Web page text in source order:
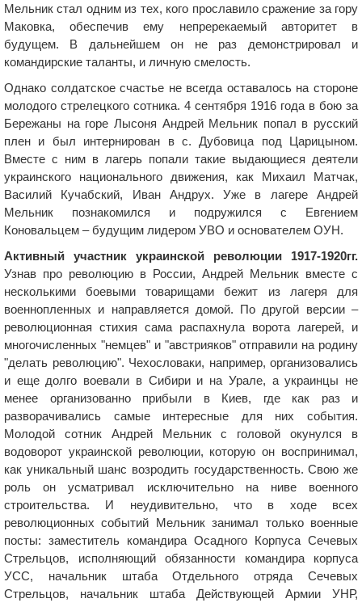
Мельник стал одним из тех, кого прославило сражение за гору
Маковка, обеспечив ему непререкаемый авторитет в
будущем. В дальнейшем он не раз демонстрировал и
командирские таланты, и личную смелость.
Однако солдатское счастье не всегда оставалось на стороне
молодого стрелецкого сотника. 4 сентября 1916 года в бою за
Бережаны на горе Лысоня Андрей Мельник попал в русский
плен и был интернирован в с. Дубовица под Царицыном.
Вместе с ним в лагерь попали такие выдающиеся деятели
украинского национального движения, как Михаил Матчак,
Василий Кучабский, Иван Андрух. Уже в лагере Андрей
Мельник познакомился и подружился с Евгением
Коновальцем – будущим лидером УВО и основателем ОУН.
Активный участник украинской революции 1917-1920гг.
Узнав про революцию в России, Андрей Мельник вместе с
несколькими боевыми товарищами бежит из лагеря для
военнопленных и направляется домой. По другой версии –
революционная стихия сама распахнула ворота лагерей, и
многочисленных "немцев" и "австрияков" отправили на родину
"делать революцию". Чехословаки, например, организовались
и еще долго воевали в Сибири и на Урале, а украинцы не
менее организованно прибыли в Киев, где как раз и
разворачивались самые интересные для них события.
Молодой сотник Андрей Мельник с головой окунулся в
водоворот украинской революции, которую он воспринимал,
как уникальный шанс возродить государственность. Свою же
роль он усматривал исключительно на ниве военного
строительства. И неудивительно, что в ходе всех
революционных событий Мельник занимал только военные
посты: заместитель командира Осадного Корпуса Сечевых
Стрельцов, исполняющий обязанности командира корпуса
УСС, начальник штаба Отдельного отряда Сечевых
Стрельцов, начальник штаба Действующей Армии УНР,